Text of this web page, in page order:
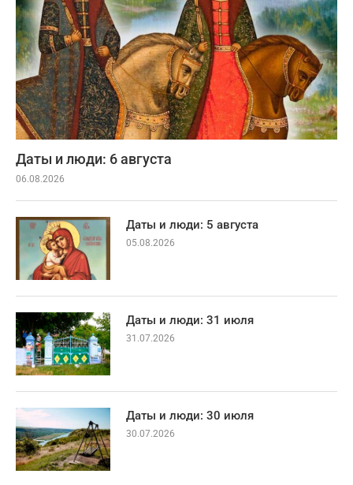
Даты и люди: 6 августа
06.08.2026
Даты и люди: 5 августа
05.08.2026
Даты и люди: 31 июля
31.07.2026
Даты и люди: 30 июля
30.07.2026